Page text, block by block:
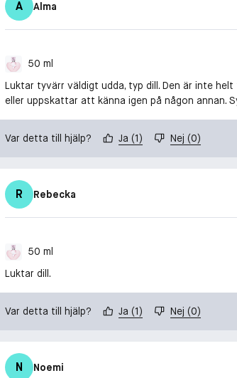
A Alma
50 ml
Luktar tyvärr väldigt udda, typ dill. Den är inte
eller uppskattar att känna igen på någon annan.
Var detta till hjälp? Ja (1) Nej (0)
R Rebecka
50 ml
Luktar dill.
Var detta till hjälp? Ja (1) Nej (0)
N Noemi